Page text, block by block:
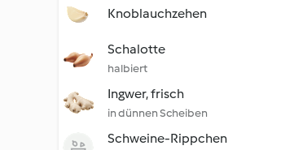
Knoblauchzehen
Schalotte
halbiert
Ingwer, frisch
in dünnen Scheiben
Schweine-Rippchen